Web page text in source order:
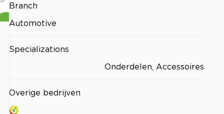
Branch
Automotive
Specializations
Onderdelen, Accessoires
Overige bedrijven